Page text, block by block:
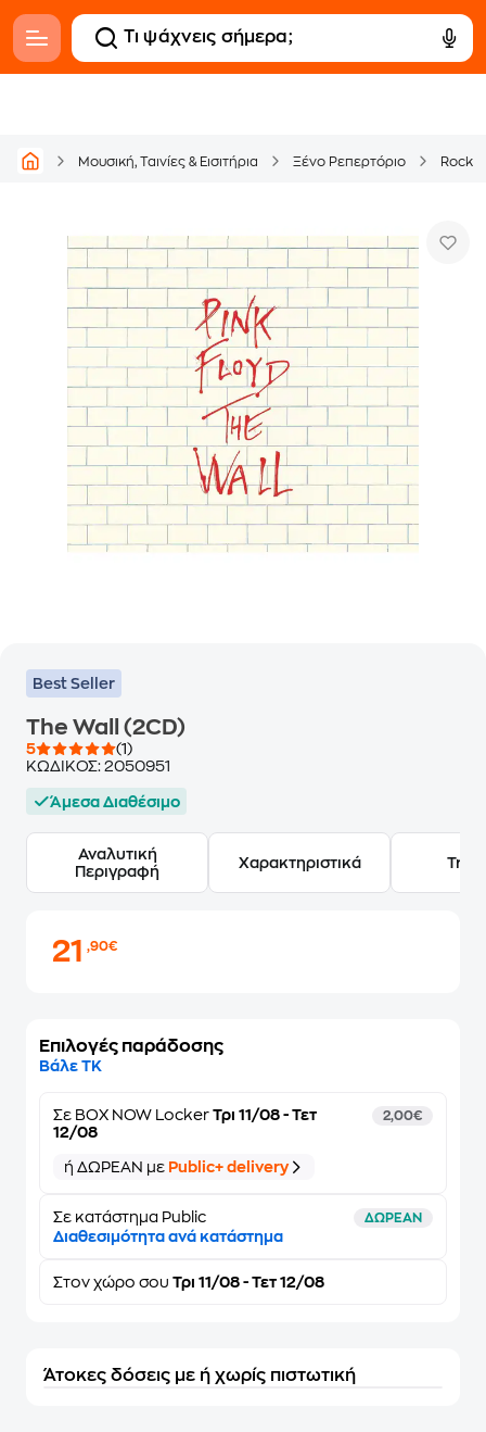
Μουσική, Ταινίες & Εισιτήρια Ξένο Ρεπερτόριο Rock
Best Seller
The Wall (2CD)
5
(1)
ΚΩΔΙΚΟΣ: 2050951
Άμεσα Διαθέσιμο
Αναλυτική
Περιγραφή
Χαρακτηριστικά
21,90€
Επιλογές παράδοσης
Βάλε ΤΚ
Σε BOX NOW Locker Τρι 11/08 - Τετ
12/08
2,00€
ή ΔΩΡΕΑΝ με Public+ delivery
Σε κατάστημα Public ΔΩΡΕΑΝ
Διαθεσιμότητα ανά κατάστημα
Στον χώρο σου Τρι 11/08 - Τετ 12/08
Άτοκες δόσεις με ή χωρίς πιστωτική